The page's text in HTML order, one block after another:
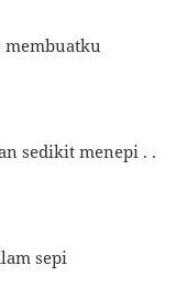
membuatku
sedikit menepi . .
sepi